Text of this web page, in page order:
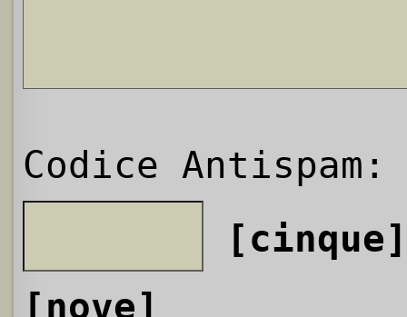
Codice Antispam:
[cinque]
[nove]